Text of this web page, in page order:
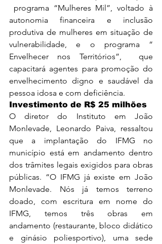
programa “Mulheres Mil”, voltado à
autonomia financeira e inclusão
produtiva de mulheres em situação de
vulnerabilidade, e o programa “
Envelhecer nos Territórios”,  que
capacitará agentes para promoção do
envelhecimento digno e saudável da
pessoa idosa e com deficiência.
Investimento de R$ 25 milhões
O diretor do Instituto em João
Monlevade, Leonardo Paiva, ressaltou
que a implantação do IFMG no
município está em andamento dentro
dos trâmites legais exigidos para obras
públicas. “O IFMG já existe em João
Monlevade. Nós já temos terreno
doado, com escritura em nome do
IFMG, temos três obras em
andamento (restaurante, bloco didático
e ginásio poliesportivo), uma sede